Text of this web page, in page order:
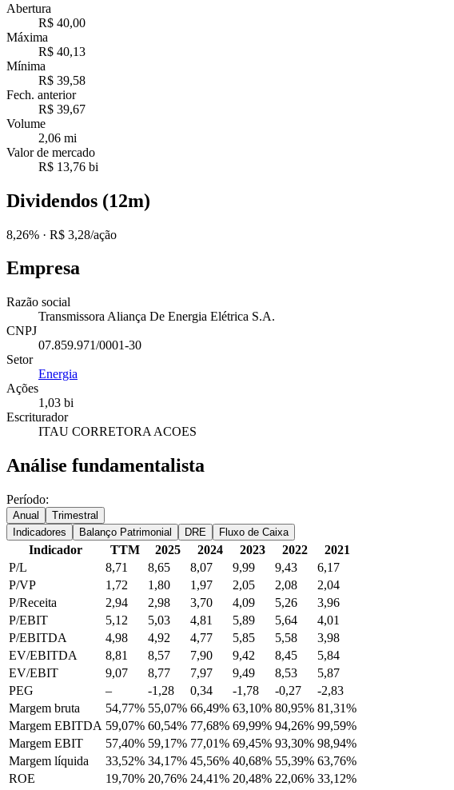
Abertura
R$ 40,00
Máxima
R$ 40,13
Mínima
R$ 39,58
Fech. anterior
R$ 39,67
Volume
2,06 mi
Valor de mercado
R$ 13,76 bi
Dividendos (12m)
8,26% · R$ 3,28/ação
Empresa
Razão social
Transmissora Aliança De Energia Elétrica S.A.
CNPJ
07.859.971/0001-30
Setor
Energia
Ações
1,03 bi
Escriturador
ITAU CORRETORA ACOES
Análise fundamentalista
Período:
Anual
Trimestral
Indicadores
Balanço Patrimonial DRE Fluxo de Caixa
Indicador TTM 2025 2024 2023 2022
2021
P/L
8,71 8,65 8,07 9,99 9,43
6,17
P/VP
1,72 1,80 1,97 2,05 2,08
2,04
P/Receita
2,94 2,98 3,70 4,09 5,26
3,96
P/EBIT
5,12 5,03 4,81 5,89 5,64
4,01
P/EBITDA
4,98 4,92 4,77 5,85 5,58
3,98
EV/EBITDA
8,81 8,57 7,90 9,42 8,45
5,84
EV/EBIT
9,07 8,77 7,97 9,49 8,53
5,87
PEG
– -1,28 0,34 -1,78 -0,27
-2,83
Margem bruta
54,77% 55,07% 66,49% 63,10% 80,95% 81,31%
Margem EBITDA 59,07% 60,54% 77,68% 69,99% 94,26% 99,59%
Margem EBIT
57,40% 59,17% 77,01% 69,45% 93,30% 98,94%
Margem líquida
33,52% 34,17% 45,56% 40,68% 55,39% 63,76%
ROE
19,70% 20,76% 24,41% 20,48% 22,06% 33,12%